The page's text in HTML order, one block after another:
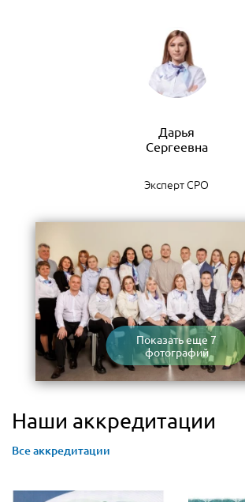
Дарья
Сергеевна
Эксперт СРО
Показать еще 7
фотографий
Наши аккредитации
Все аккредитации